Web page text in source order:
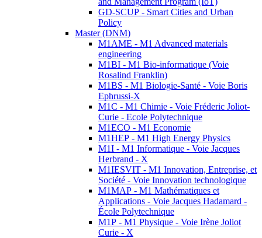
GD-SCUP - Smart Cities and Urban
Policy
Master (DNM)
M1AME - M1 Advanced materials
engineering
M1BI - M1 Bio-informatique (Voie
Rosalind Franklin)
M1BS - M1 Biologie-Santé - Voie Boris
Ephrussi-X
M1C - M1 Chimie - Voie Fréderic Joliot-
Curie - Ecole Polytechnique
M1ECO - M1 Economie
M1HEP - M1 High Energy Physics
M1I - M1 Informatique - Voie Jacques
Herbrand - X
M1IESVIT - M1 Innovation, Entreprise, et
Société - Voie Innovation technologique
M1MAP - M1 Mathématiques et
Applications - Voie Jacques Hadamard -
École Polytechnique
M1P - M1 Physique - Voie Irène Joliot
Curie - X